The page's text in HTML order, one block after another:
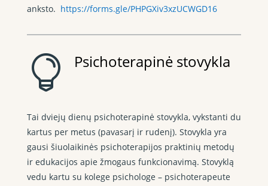
anksto. https://forms.gle/PHPGXiv3xzUCWGD16
 Psichoterapinė stovykla
Tai dviejų dienų psichoterapinė stovykla, vykstanti du
kartus per metus (pavasarį ir rudenį). Stovykla yra
gausi šiuolaikinės psichoterapijos praktinių metodų
ir edukacijos apie žmogaus funkcionavimą. Stovyklą
vedu kartu su kolege psichologe – psichoterapeute